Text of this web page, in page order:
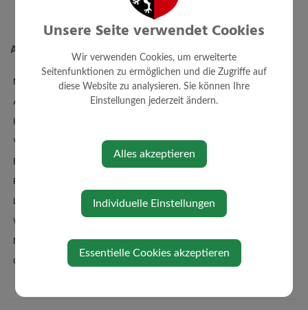
Aktuelles
News
Amtstafel
Klimaticket
Veranstaltungen
Bildergalerie
Familienbad + Sauna
Links/Adressen
Wetter
Newsletteranmeldung
Oberndorf-App
Unsere Seite verwendet Cookies
Wir verwenden Cookies, um erweiterte
Seitenfunktionen zu ermöglichen und die Zugriffe auf
diese Website zu analysieren. Sie können Ihre
Einstellungen jederzeit ändern.
Alles akzeptieren
Individuelle Einstellungen
Essentielle Cookies akzeptieren